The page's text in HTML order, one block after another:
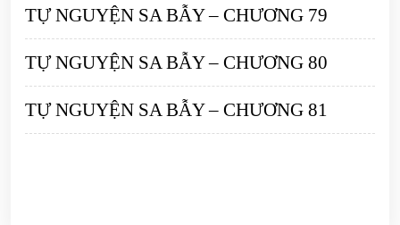
TỰ NGUYỆN SA BẪY – CHƯƠNG 79
TỰ NGUYỆN SA BẪY – CHƯƠNG 80
TỰ NGUYỆN SA BẪY – CHƯƠNG 81